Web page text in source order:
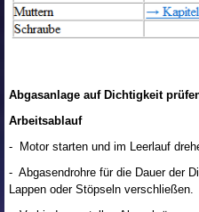
Abgasanlage auf Dichtigkeit
Arbeitsablauf
- Motor starten und im Leerlauf
- Abgasendrohre für die Dauer der
Lappen oder Stöpseln verschließen.